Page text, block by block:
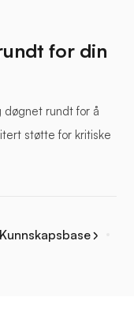
for din
døgnet rundt for å
støtte for kritiske
Kunnskapsbase